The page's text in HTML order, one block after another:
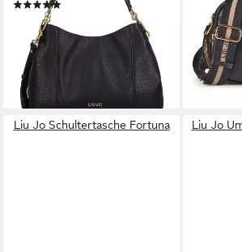
169,00 €
lieferbar - in 2-3 Werktagen bei dir
ab
-22%
lieferbar -
Liu Jo Schultertasche Fortuna Liu Jo